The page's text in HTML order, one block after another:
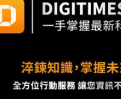
呢？
輸貴30倍 無人機送貨成本